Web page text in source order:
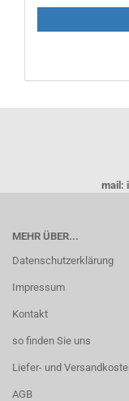
mail:
MEHR ÜBER...
Datenschutzerklärung
Impressum
Kontakt
so finden Sie uns
Liefer- und
AGB